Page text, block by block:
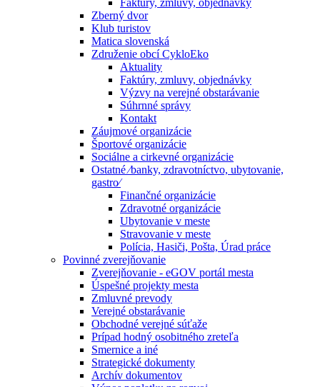
Faktúry, zmluvy, objednávky
Zberný dvor
Klub turistov
Matica slovenská
Združenie obcí CykloEko
Aktuality
Faktúry, zmluvy, objednávky
Výzvy na verejné obstarávanie
Súhrnné správy
Kontakt
Záujmové organizácie
Športové organizácie
Sociálne a cirkevné organizácie
Ostatné ⁄banky, zdravotníctvo, ubytovanie,
gastro⁄
Finančné organizácie
Zdravotné organizácie
Ubytovanie v meste
Stravovanie v meste
Polícia, Hasiči, Pošta, Úrad práce
Povinné zverejňovanie
Zverejňovanie - eGOV portál mesta
Úspešné projekty mesta
Zmluvné prevody
Verejné obstarávanie
Obchodné verejné súťaže
Prípad hodný osobitného zreteľa
Smernice a iné
Strategické dokumenty
Archív dokumentov